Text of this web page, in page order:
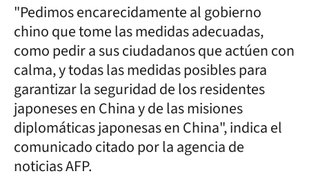
"Pedimos encarecidamente al gobierno
chino que tome las medidas adecuadas,
como pedir a sus ciudadanos que actúen con
calma, y todas las medidas posibles para
garantizar la seguridad de los residentes
japoneses en China y de las misiones
diplomáticas japonesas en China", indica el
comunicado citado por la agencia de
noticias AFP.